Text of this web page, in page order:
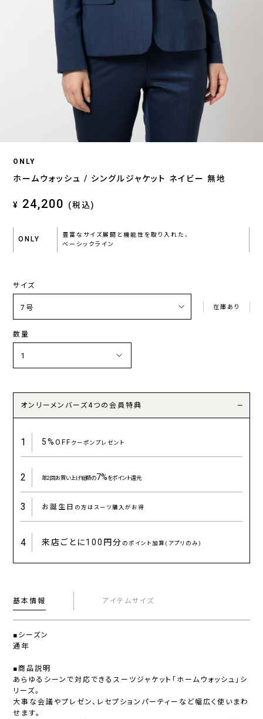
ONLY
ホームウォッシュ / シングルジャケット ネイビー 無地
¥ 24,200 (税込)
ONLY
豊富なサイズ展開と機能性を取り入れた、
ベーシックライン
サイズ
在庫あり
数量
オンリーメンバーズ4つの会員特典
1 5%OFFクーポンプレゼント
2 年2回お買い上げ総額の7%をポイント還元
3 お誕生日 の方はスーツ購入がお得
4 来店ごとに100円分 のポイント加算(アプリのみ)
基本情報 アイテムサイズ
■シーズン
通年
■商品説明
あらゆるシーンで対応できるスーツジャケット「ホームウォッシュ」シ
リーズ。
大事な会議やプレゼン、レセプションパーティーなど幅広く使いまわ
せます。